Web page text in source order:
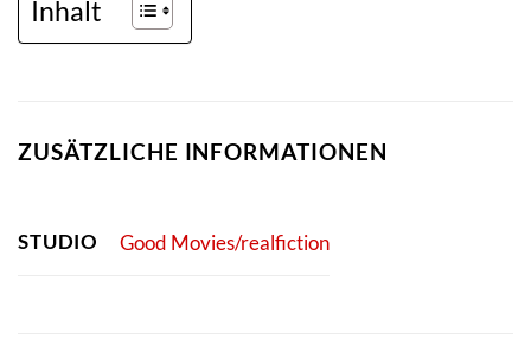
Inhalt
ZUSÄTZLICHE INFORMATIONEN
STUDIO Good Movies/realfiction